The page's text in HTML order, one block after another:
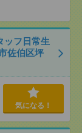
ッフ日常生
佐伯区坪
気になる！